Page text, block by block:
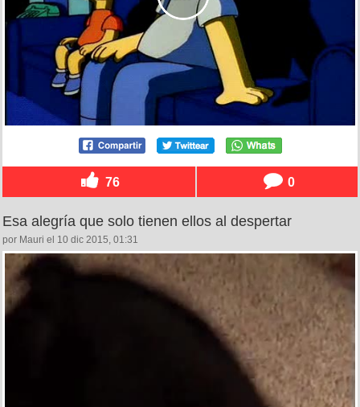
76 0
Esa alegría que solo tienen ellos al despertar
por Mauri el 10 dic 2015, 01:31